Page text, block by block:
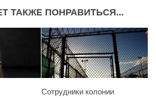
ТАКЖЕ ПОНРАВИТЬСЯ...
Сотрудники колонии